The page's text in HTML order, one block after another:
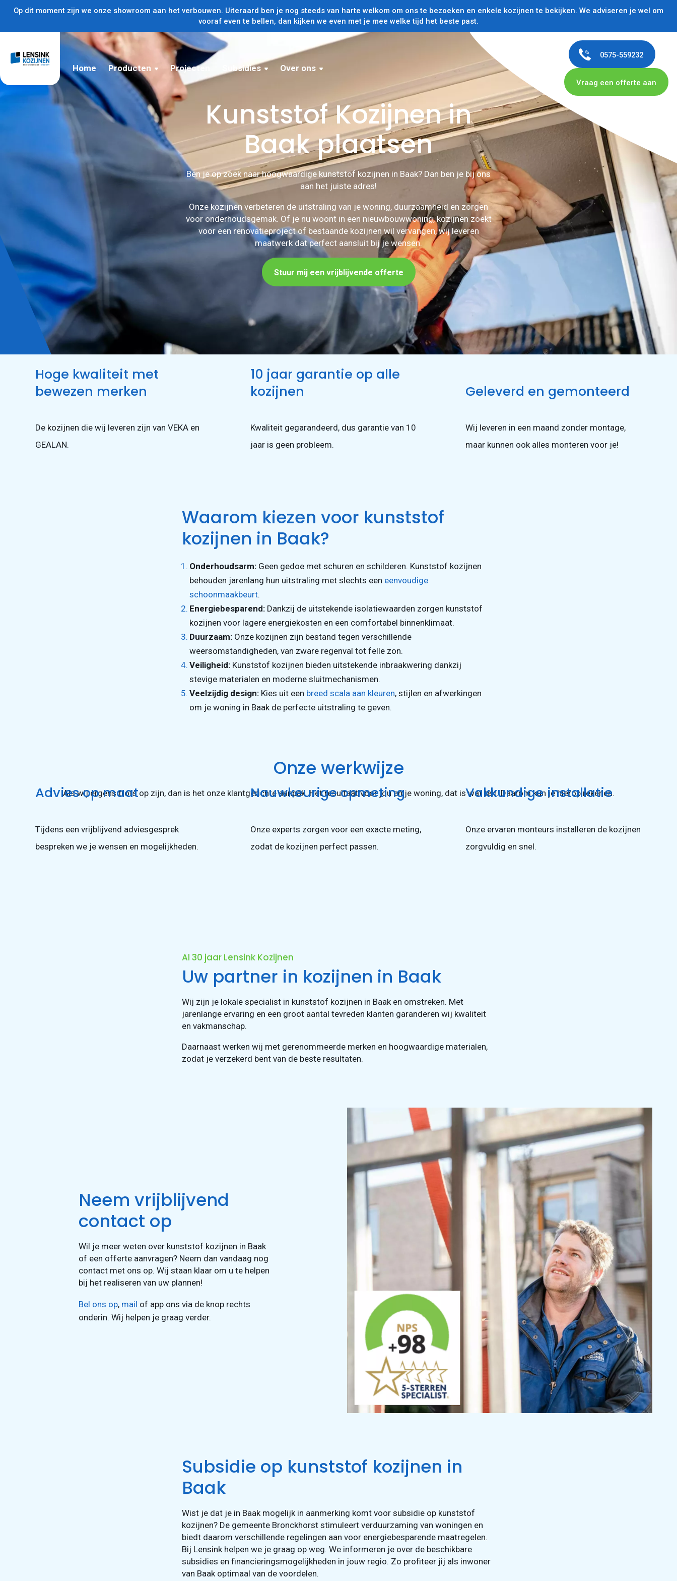
Op dit moment zijn we onze showroom aan het verbouwen. Uiteraard ben je nog steeds van harte welkom om ons te bezoeken en enkele kozijnen te bekijken. We adviseren je wel om
vooraf even te bellen, dan kijken we even met je mee welke tijd het beste past.
Home Producten Projecten Subsidies Over ons
0575-559232
Vraag een offerte aan
Kunststof Kozijnen in
Baak plaatsen
Ben je op zoek naar hoogwaardige kunststof kozijnen in Baak? Dan ben je bij ons
aan het juiste adres!
Onze kozijnen verbeteren de uitstraling van je woning, duurzaamheid en zorgen
voor onderhoudsgemak. Of je nu woont in een nieuwbouwwoning, kozijnen zoekt
voor een renovatieproject of bestaande kozijnen wil vervangen, wij leveren
maatwerk dat perfect aansluit bij je wensen.
Stuur mij een vrijblijvende offerte
Hoge kwaliteit met
bewezen merken
De kozijnen die wij leveren zijn van VEKA en
GEALAN.
10 jaar garantie op alle
kozijnen
Kwaliteit gegarandeerd, dus garantie van 10
jaar is geen probleem.
Geleverd en gemonteerd
Wij leveren in een maand zonder montage,
maar kunnen ook alles monteren voor je!
Waarom kiezen voor kunststof
kozijnen in Baak?
Onderhoudsarm:Geen gedoe met schuren en schilderen. Kunststof kozijnen
behouden jarenlang hun uitstraling met slechts een eenvoudige
schoonmaakbeurt.
Energiebesparend:Dankzij de uitstekende isolatiewaarden zorgen kunststof
kozijnen voor lagere energiekosten en een comfortabel binnenklimaat.
Duurzaam:Onze kozijnen zijn bestand tegen verschillende
weersomstandigheden, van zware regenval tot felle zon.
Veiligheid:Kunststof kozijnen bieden uitstekende inbraakwering dankzij
stevige materialen en moderne sluitmechanismen.
Veelzijdig design:Kies uit een breed scala aan kleuren, stijlen en afwerkingen
om je woning in Baak de perfecte uitstraling te geven.
Onze werkwijze
Als wij ergens trots op zijn, dan is het onze klantgerichte aanpak. Het resultaat voor jou en je woning, dat is wat telt. Daarom kun je hierop rekenen.
Advies op maat
Tijdens een vrijblijvend adviesgesprek
bespreken we je wensen en mogelijkheden.
Nauwkeurige opmeting
Onze experts zorgen voor een exacte meting,
zodat de kozijnen perfect passen.
Vakkundige installatie
Onze ervaren monteurs installeren de kozijnen
zorgvuldig en snel.
Al 30 jaar Lensink Kozijnen
Uw partner in kozijnen in Baak
Wij zijn je lokale specialist in kunststof kozijnen in Baak en omstreken. Met
jarenlange ervaring en een groot aantal tevreden klanten garanderen wij kwaliteit
en vakmanschap.
Daarnaast werken wij met gerenommeerde merken en hoogwaardige materialen,
zodat je verzekerd bent van de beste resultaten.
Neem vrijblijvend
contact op
Wil je meer weten over kunststof kozijnen in Baak
of een offerte aanvragen? Neem dan vandaag nog
contact met ons op. Wij staan klaar om u te helpen
bij het realiseren van uw plannen!
Bel ons op, mail of app ons via de knop rechts
onderin. Wij helpen je graag verder.
Subsidie op kunststof kozijnen in
Baak
Wist je dat je in Baak mogelijk in aanmerking komt voor subsidie op kunststof
kozijnen? De gemeente Bronckhorst stimuleert verduurzaming van woningen en
biedt daarom verschillende regelingen aan voor energiebesparende maatregelen.
Bij Lensink helpen we je graag op weg. We informeren je over de beschikbare
subsidies en financieringsmogelijkheden in jouw regio. Zo profiteer jij als inwoner
van Baak optimaal van de voordelen.